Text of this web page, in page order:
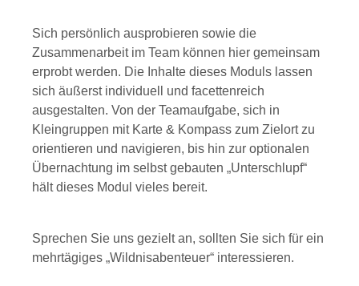
Sich persönlich ausprobieren sowie die
Zusammenarbeit im Team können hier gemeinsam
erprobt werden. Die Inhalte dieses Moduls lassen
sich äußerst individuell und facettenreich
ausgestalten. Von der Teamaufgabe, sich in
Kleingruppen mit Karte & Kompass zum Zielort zu
orientieren und navigieren, bis hin zur optionalen
Übernachtung im selbst gebauten „Unterschlupf“
hält dieses Modul vieles bereit.
Sprechen Sie uns gezielt an, sollten Sie sich für ein
mehrtägiges „Wildnisabenteuer“ interessieren.